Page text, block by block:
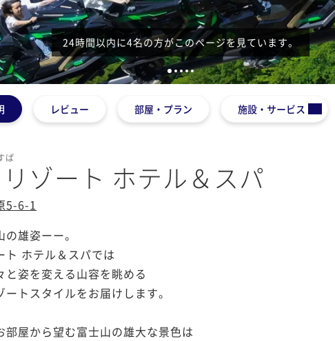
24時間以内に4名の方がこのページを見ています。
1 2345
レビュー 部屋・プラン 施設・サービス
ぱ
ゾート ホテル＆スパ
5-6-1
雄姿ーー。
ト ホテル＆スパでは
姿を変える山容を眺める
トスタイルをお届けします。
部屋から望む富士山の雄大な景色は